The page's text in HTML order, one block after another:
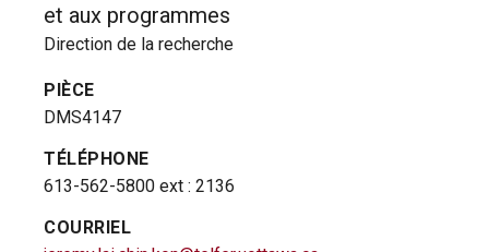
et aux programmes
Direction de la recherche
PIÈCE
DMS4147
TÉLÉPHONE
613-562-5800 ext : 2136
COURRIEL